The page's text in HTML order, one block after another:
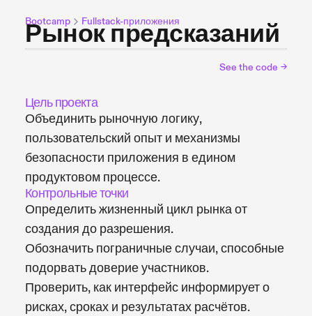
Bootcamp Fullstack-приложения
Рынок предсказаний
See the code →
Цель проекта
Объединить рыночную логику,
пользовательский опыт и механизмы
безопасности приложения в едином
продуктовом процессе.
Контрольные точки
Определить жизненный цикл рынка от
создания до разрешения.
Обозначить пограничные случаи, способные
подорвать доверие участников.
Проверить, как интерфейс информирует о
рисках, сроках и результатах расчётов.